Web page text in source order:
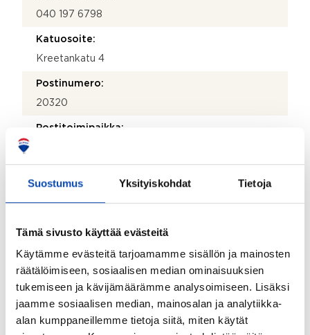
Suostumus Yksityiskohdat Tietoja
Tämä sivusto käyttää evästeitä
Käytämme evästeitä tarjoamamme sisällön ja mainosten
räätälöimiseen, sosiaalisen median ominaisuuksien
tukemiseen ja kävijämäärämme analysoimiseen. Lisäksi
jaamme sosiaalisen median, mainosalan ja analytiikka-
alan kumppaneillemme tietoja siitä, miten käytät
040 197 6798
Katuosoite:
Kreetankatu 4
Postinumero:
20320
Postitoimipaikka:
1971
Käyttöönottovuosi:
Rakennus- ja pintamateriaalit:
Betonielementti